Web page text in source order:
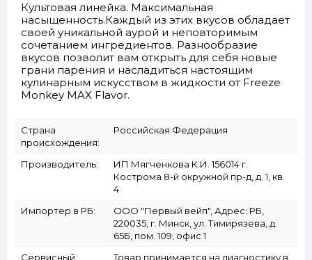
Культовая линейка. Максимальная
насыщенность.Каждый из этих вкусов обладает
своей уникальной аурой и неповторимым
сочетанием ингредиентов. Разнообразие
вкусов позволит вам открыть для себя новые
грани парения и насладиться настоящим
кулинарным искусством в жидкости от Freeze
Monkey MAX Flavor.
Страна
происхождения:
Российская Федерация
Производитель:
ИП Мягченкова К.И. 156014 г.
Кострома 8-й окружной пр-д, д. 1, кв.
4
Импортер в РБ:
ООО "Первый вейп", Адрес: РБ,
220035, г. Минск, ул. Тимирязева, д.
65Б, пом. 109, офис 1
Сервисный
Товар принимается на диагностику в